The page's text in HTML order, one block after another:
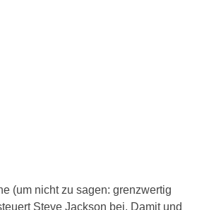
(um nicht zu sagen: grenzwertig
Steve Jackson bei. Damit und